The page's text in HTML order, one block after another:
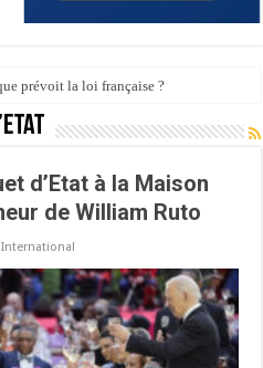
prévoit la loi française ?
d’Etat à la Maison
de William Ruto
International